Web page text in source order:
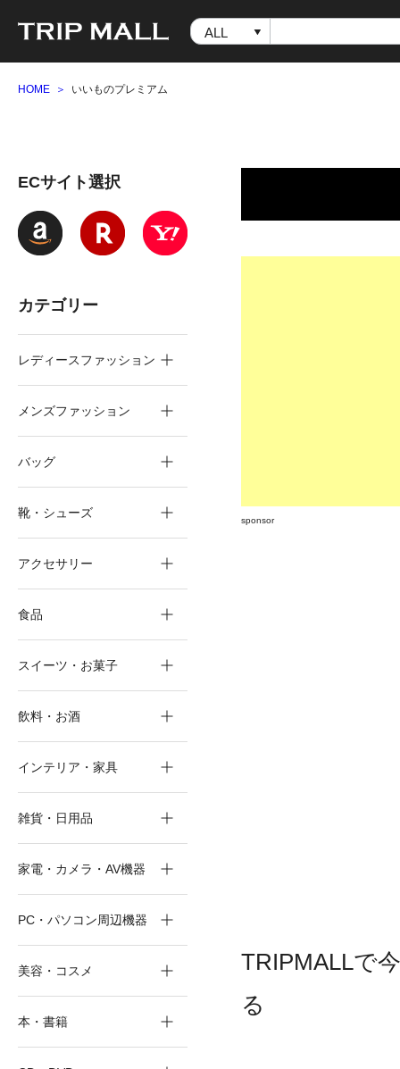
HOME いいものプレミアム
sponsor
TRIPMALLで
る
ECサイト選択
カテゴリー
レディースファッション
メンズファッション
バッグ
靴・シューズ
アクセサリー
食品
スイーツ・お菓子
飲料・お酒
インテリア・家具
雑貨・日用品
家電・カメラ・AV機器
PC・パソコン周辺機器
美容・コスメ
本・書籍